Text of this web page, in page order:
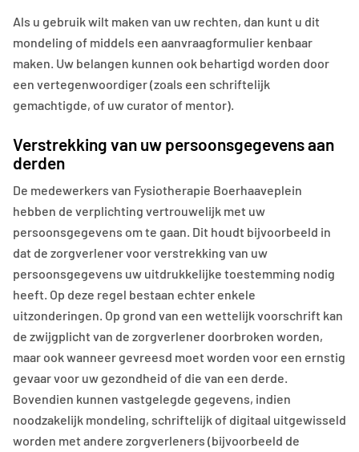
Als u gebruik wilt maken van uw rechten, dan kunt u dit
mondeling of middels een aanvraagformulier kenbaar
maken. Uw belangen kunnen ook behartigd worden door
een vertegenwoordiger (zoals een schriftelijk
gemachtigde, of uw curator of mentor).
Verstrekking van uw persoonsgegevens aan
derden
De medewerkers van Fysiotherapie Boerhaaveplein
hebben de verplichting vertrouwelijk met uw
persoonsgegevens om te gaan. Dit houdt bijvoorbeeld in
dat de zorgverlener voor verstrekking van uw
persoonsgegevens uw uitdrukkelijke toestemming nodig
heeft. Op deze regel bestaan echter enkele
uitzonderingen. Op grond van een wettelijk voorschrift kan
de zwijgplicht van de zorgverlener doorbroken worden,
maar ook wanneer gevreesd moet worden voor een ernstig
gevaar voor uw gezondheid of die van een derde.
Bovendien kunnen vastgelegde gegevens, indien
noodzakelijk mondeling, schriftelijk of digitaal uitgewisseld
worden met andere zorgverleners (bijvoorbeeld de